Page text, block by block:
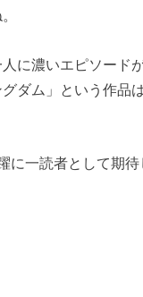
に濃いエピソード
ダム」という作品
に一読者として期待